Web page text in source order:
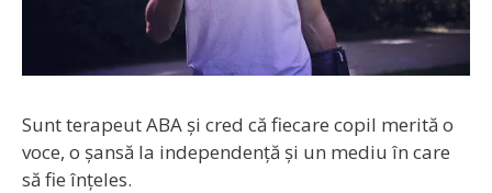
Sunt terapeut ABA și cred că fiecare copil merită o
voce, o șansă la independență și un mediu în care
să fie înțeles.